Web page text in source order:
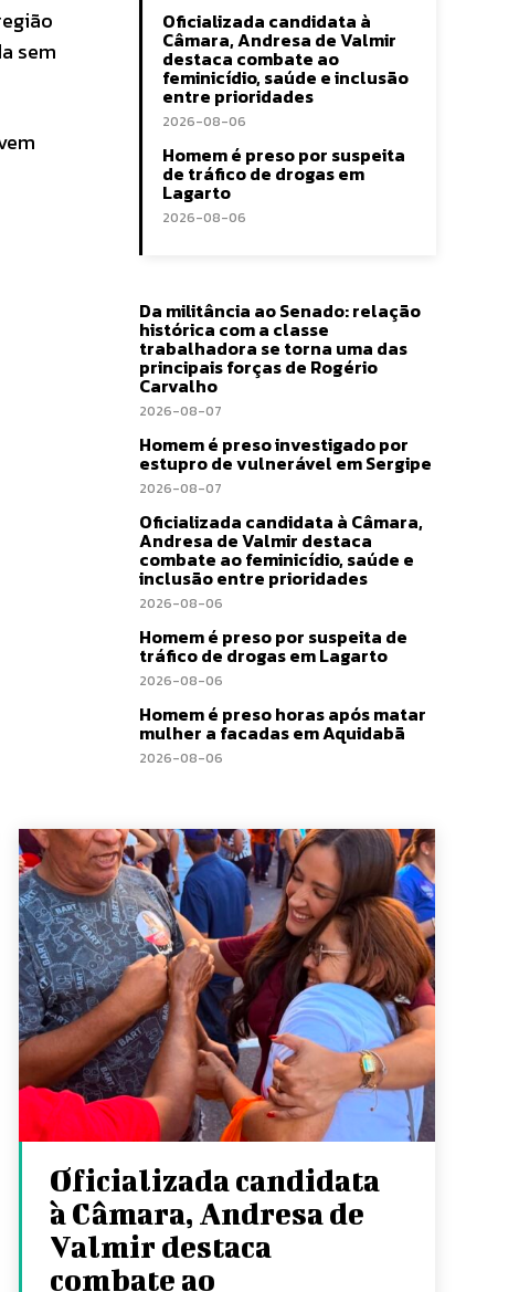
sem
Oficializada candidata à
Câmara, Andresa de Valmir
destaca combate ao
feminicídio, saúde e inclusão
entre prioridades
2026-08-06
Homem é preso por suspeita
de tráfico de drogas em
Lagarto
2026-08-06
Da militância ao Senado: relação
histórica com a classe
trabalhadora se torna uma das
principais forças de Rogério
Carvalho
2026-08-07
Homem é preso investigado por
estupro de vulnerável em Sergipe
2026-08-07
Oficializada candidata à Câmara,
Andresa de Valmir destaca
combate ao feminicídio, saúde e
inclusão entre prioridades
2026-08-06
Homem é preso por suspeita de
tráfico de drogas em Lagarto
2026-08-06
Homem é preso horas após matar
mulher a facadas em Aquidabã
2026-08-06
Oficializada candidata
à Câmara, Andresa de
Valmir destaca
combate ao